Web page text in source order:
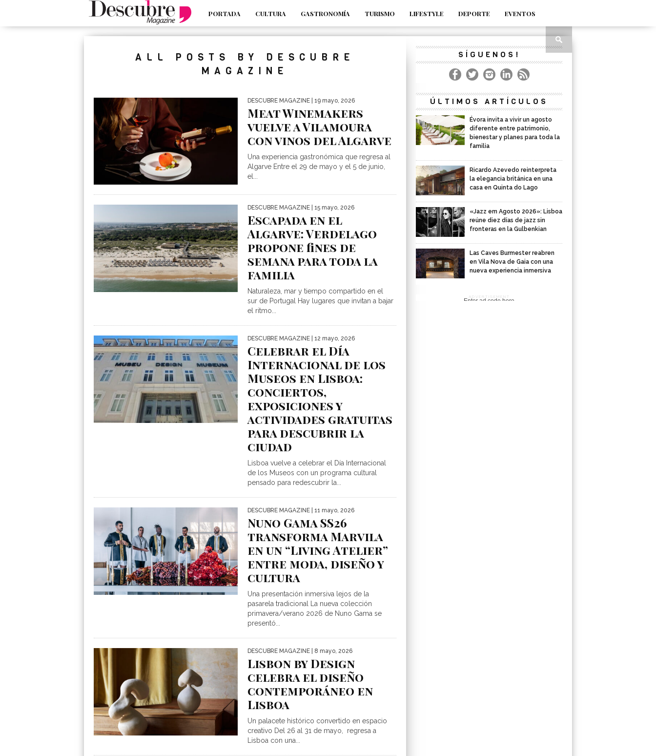
PORTADA CULTURA GASTRONOMÍA TURISMO LIFESTYLE DEPORTE
EVENTOS
google-site-verification=_UCdsju0_s7tEFgjpjNYWdThIX7oTMtHhdhYNQ_fdM4
ALL POSTS BY DESCUBRE
MAGAZINE
DESCUBRE MAGAZINE | 19 mayo, 2026
Meat Winemakers
vuelve a Vilamoura
con vinos del Algarve
Una experiencia gastronómica que regresa al
Algarve Entre el 29 de mayo y el 5 de junio,
el...
DESCUBRE MAGAZINE | 15 mayo, 2026
Escapada en el
Algarve: Verdelago
propone fines de
semana para toda la
familia
Naturaleza, mar y tiempo compartido en el
sur de Portugal Hay lugares que invitan a bajar
el ritmo...
DESCUBRE MAGAZINE | 12 mayo, 2026
Celebrar el Día
Internacional de los
Museos en Lisboa:
conciertos,
exposiciones y
actividades gratuitas
para descubrir la
ciudad
Lisboa vuelve a celebrar el Día Internacional
de los Museos con un programa cultural
pensado para redescubrir la...
DESCUBRE MAGAZINE | 11 mayo, 2026
Nuno Gama SS26
transforma Marvila
en un “Living Atelier”
entre moda, diseño y
cultura
Una presentación inmersiva lejos de la
pasarela tradicional La nueva colección
primavera/verano 2026 de Nuno Gama se
presentó...
DESCUBRE MAGAZINE | 8 mayo, 2026
Lisbon by Design
celebra el diseño
contemporáneo en
Lisboa
Un palacete histórico convertido en espacio
creativo Del 26 al 31 de mayo, regresa a
Lisboa con una...
SÍGUENOS!
ÚLTIMOS ARTÍCULOS
Évora invita a vivir un agosto
diferente entre patrimonio,
bienestar y planes para toda la
familia
Ricardo Azevedo reinterpreta
la elegancia británica en una
casa en Quinta do Lago
«Jazz em Agosto 2026»: Lisboa
reúne diez días de jazz sin
fronteras en la Gulbenkian
Las Caves Burmester reabren
en Vila Nova de Gaia con una
nueva experiencia inmersiva
ADVERTISEMENT
Enter ad code here